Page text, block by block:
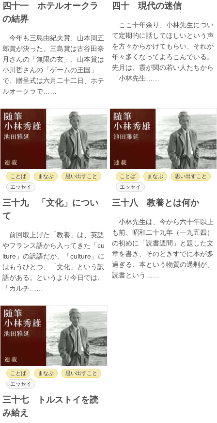
四十一 ホテルオークラ
の結界
今年も三島由紀夫賞、山本周五
郎賞が決った。三島賞は古谷田奈
月さんの「無限の玄」、山本賞は
小川哲さんの「ゲームの王国」
で、贈呈式は六月二十二日、ホテ
ルオークラで……
四十 現代の迷信
ここ十年余り、小林先生につい
て定期的に話してほしいという声
を方々からかけてもらい、それが
年々多くなってよろこんでいる。
先月は、霞が関の若い人たちから
「小林先生……
ことば まなぶ
思い出すこと
エッセイ
三十九 「文化」につい
て
前回取上げた「教養」は、英語
やフランス語から入ってきた「cu
lture」の訳語だが、「culture」に
はもうひとつ、「文化」という訳
語がある。というより今日では、
「カルチ……
ことば まなぶ
思い出すこと
エッセイ
三十八 教養とは何か
小林先生は、今から六十年以上
も前、昭和二十九年（一九五四）
の初めに「読書週間」と題した文
章を書き、そのときすでに本が多
過ぎる、本という物質の過剰が、
読書という……
ことば まなぶ
思い出すこと
エッセイ
三十七 トルストイを読
み給え